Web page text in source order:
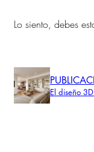
Lo siento, debes
El diseño